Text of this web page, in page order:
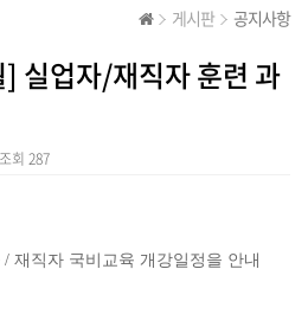
게시판 공지사항
업자/재직자 훈련 과
조회 287
/ 재직자 국비교육 개강일정을 안내